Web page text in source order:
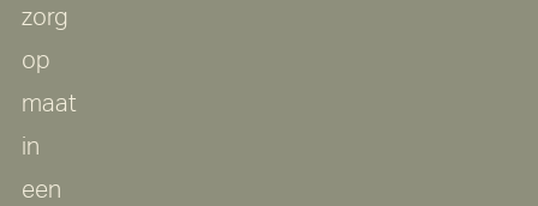
zorg
op
maat
in
een